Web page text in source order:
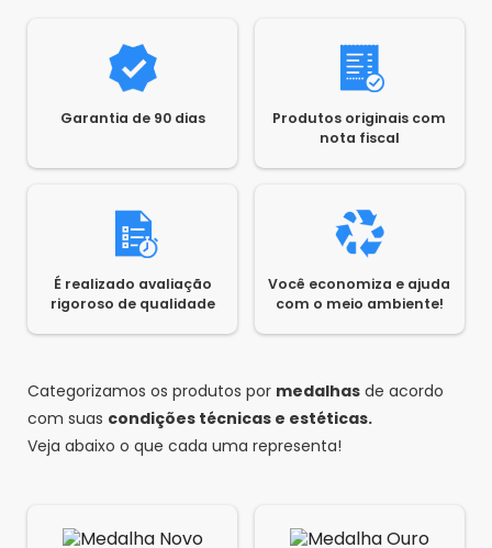
Garantia de 90 dias
Produtos originais com
nota fiscal
É realizado avaliação
rigoroso de qualidade
Você economiza e ajuda
com o meio ambiente!
Categorizamos os produtos por medalhas de acordo
com suas condições técnicas e estéticas.
Veja abaixo o que cada uma representa!